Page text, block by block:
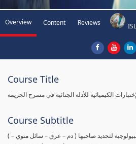
Overview Content Reviews
Course Title
الكيميائية للأدلة الجنائية في مسرح الجريمة
Course Subtitle
( إجراء الإختبارات علي العينة البيولوجية لتحديد صاحبها ( دم – عرق – سائل منوي –